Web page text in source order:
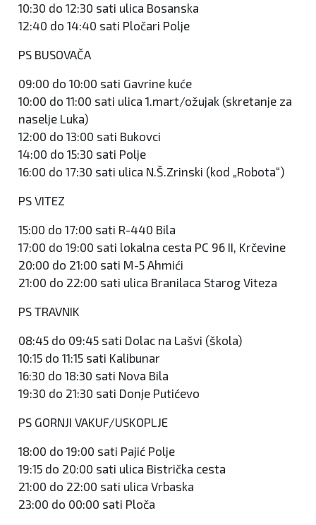
10:30 do 12:30 sati ulica Bosanska
12:40 do 14:40 sati Pločari Polje
PS BUSOVAČA
09:00 do 10:00 sati Gavrine kuće
10:00 do 11:00 sati ulica 1.mart/ožujak (skretanje za
naselje Luka)
12:00 do 13:00 sati Bukovci
14:00 do 15:30 sati Polje
16:00 do 17:30 sati ulica N.Š.Zrinski (kod „Robota“)
PS VITEZ
15:00 do 17:00 sati R-440 Bila
17:00 do 19:00 sati lokalna cesta PC 96 II, Krčevine
20:00 do 21:00 sati M-5 Ahmići
21:00 do 22:00 sati ulica Branilaca Starog Viteza
PS TRAVNIK
08:45 do 09:45 sati Dolac na Lašvi (škola)
10:15 do 11:15 sati Kalibunar
16:30 do 18:30 sati Nova Bila
19:30 do 21:30 sati Donje Putićevo
PS GORNJI VAKUF/USKOPLJE
18:00 do 19:00 sati Pajić Polje
19:15 do 20:00 sati ulica Bistrička cesta
21:00 do 22:00 sati ulica Vrbaska
23:00 do 00:00 sati Ploča